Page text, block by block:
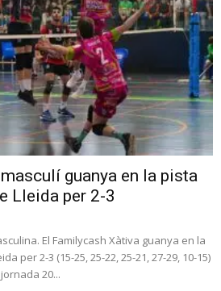
guanya en la pista
Lleida per 2-3
El Familycash Xàtiva guanya en la
per 2-3 (15-25, 25-22, 25-21, 27-29, 10-15)
20...